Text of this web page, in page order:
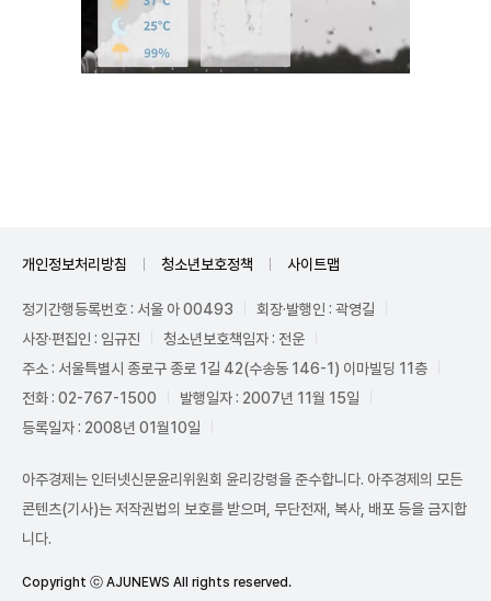
개인정보처리방침 청소년보호정책 사이트맵
정기간행등록번호 : 서울 아 00493
회장·발행인 : 곽영길
사장·편집인 : 임규진
청소년보호책임자 : 전운
주소 : 서울특별시 종로구 종로 1길 42(수송동 146-1) 이마빌딩 11층
전화 : 02-767-1500
발행일자 : 2007년 11월 15일
등록일자 : 2008년 01월10일
아주경제는 인터넷신문윤리위원회 윤리강령을 준수합니다. 아주경제의 모든
콘텐츠(기사)는 저작권법의 보호를 받으며, 무단전재, 복사, 배포 등을 금지합
니다.
Copyright ⓒ AJUNEWS All rights reserved.